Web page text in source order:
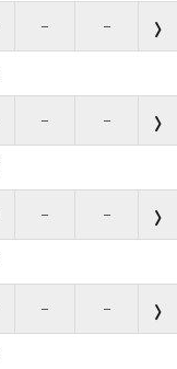
– –
– –
– –
– –